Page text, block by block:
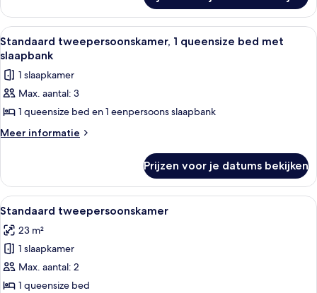
Alle
foto's
voor
Standaard
tweepersoonskamer,
1
queensize
slaapbank
laden
Een moderne slaapkamer met een
5
Standaard tweepersoonskamer, 1 queensize bed met
slaapbank
1 slaapkamer
Max. aantal: 3
1 queensize bed en 1 eenpersoons slaapbank
Meer informatie
Meer
tweepersoonskamer,
queensize
met
slaapbank
Prijzen voor je datums bekijken
Alle
foto's
voor
Standaard
tweepersoonskamer
laden
Een moderne slaapkamer met een
5
Standaard tweepersoonskamer
23 m²
1 slaapkamer
Max. aantal: 2
1 queensize bed